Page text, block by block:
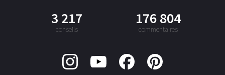
3 217
conseils
176 804
commentaires